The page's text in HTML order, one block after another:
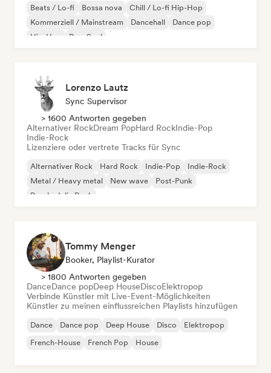
Beats / Lo-fi Bossa nova
Chill / Lo-fi Hip-Hop
Kommerziell / Mainstream
Dancehall
Dance pop
Hip-Hop
Pop-Soul
Lorenzo Lautz
Sync Supervisor
> 1600 Antworten gegeben
Alternativer RockDream PopHard RockIndie-Pop
Indie-Rock
Lizenziere oder vertrete Tracks für Sync
Alternativer Rock Hard Rock Indie-Pop
Indie-Rock
Metal / Heavy metal
New wave
Post-Punk
Psychedelic Rock
Tommy Menger
Booker, Playlist-Kurator
> 1800 Antworten gegeben
DanceDance popDeep HouseDiscoElektropop
Verbinde Künstler mit Live-Event-Möglichkeiten
Künstler zu meinen einflussreichen Playlists hinzufügen
Dance Dance pop Deep House Disco
Elektropop
French-House
French Pop House